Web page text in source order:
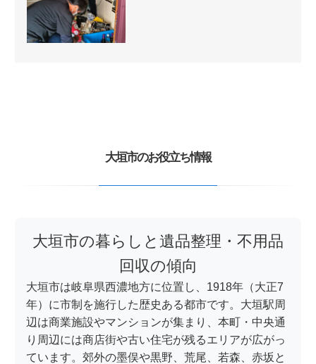
大垣市のお役立ち情報
大垣市の暮らしと遺品整理・不用品
回収の傾向
大垣市は岐阜県西濃地方に位置し、1918年（大正7
年）に市制を施行した歴史ある都市です。大垣駅周
辺は商業施設やマンションが集まり、本町・中央通
り周辺には商店街や古い住宅が残るエリアが広がっ
ています。郊外の墨俣や黒野、荒尾、若森、赤坂と